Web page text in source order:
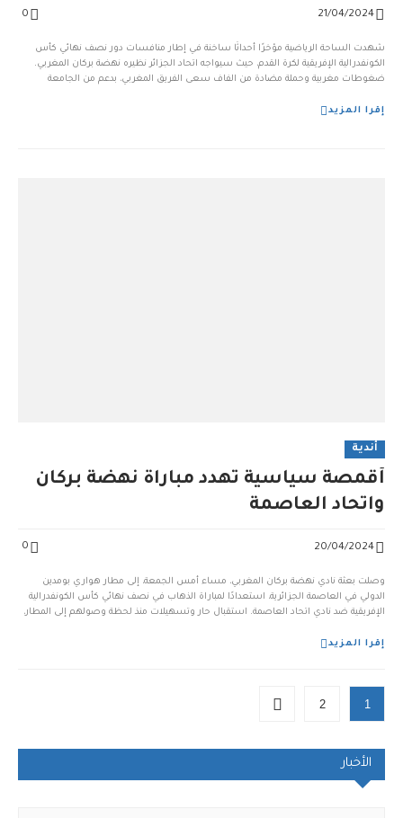
21/04/2024
0
شهدت الساحة الرياضية مؤخرًا أحداثًا ساخنة في إطار منافسات دور نصف نهائي كأس
الكونفدرالية الإفريقية لكرة القدم، حيث سيواجه اتحاد الجزائر نظيره نهضة بركان المغربي.
ضغوطات مغربية وحملة مضادة من الفاف سعى الفريق المغربي، بدعم من الجامعة
الأراضي الصحراوية، وذلك من خلا...
إقرا المزيد
أندية
أقمصة سياسية تُهدد مباراة نهضة بركان
واتحاد العاصمة
20/04/2024
0
وصلت بعثة نادي نهضة بركان المغربي، مساء أمس الجمعة، إلى مطار هواري بومدين
الدولي في العاصمة الجزائرية، استعدادًا لمباراة الذهاب في نصف نهائي كأس الكونفدرالية
الإفريقية ضد نادي اتحاد العاصمة. استقبال حار وتسهيلات منذ لحظة وصولهم إلى المطار،
للروح الرياضية […...
إقرا المزيد
1
2
الأخبار